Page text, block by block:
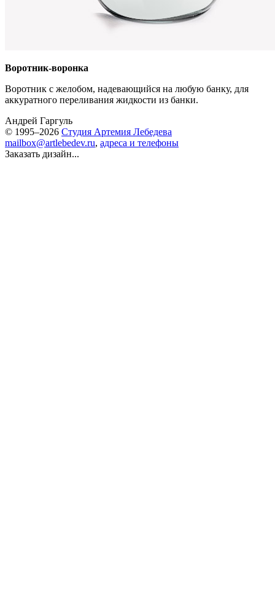
Воротник-воронка
Воротник с желобом, надевающийся на любую банку, для
аккуратного переливания жидкости из банки.
Андрей Гаргуль
© 1995–2026 Студия Артемия Лебедева
mailbox@artlebedev.ru, адреса и телефоны
Заказать дизайн...